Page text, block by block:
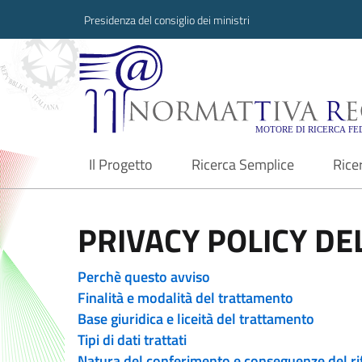
Presidenza del consiglio dei ministri
Normattiva
Il Progetto
current Ricerca Semplice
PRIVACY POLICY
Perchè questo avviso
Finalità e modalità del trattamento
Base giuridica e liceità del trattamento
Tipi di dati trattati